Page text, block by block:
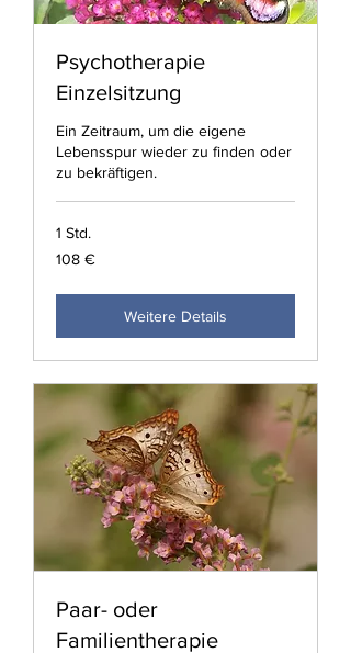
Psychotherapie
Einzelsitzung
Ein Zeitraum, um die eigene
Lebensspur wieder zu finden oder
zu bekräftigen.
1 Std.
108
Euro
108 €
Weitere Details
Paar- oder
Familientherapie